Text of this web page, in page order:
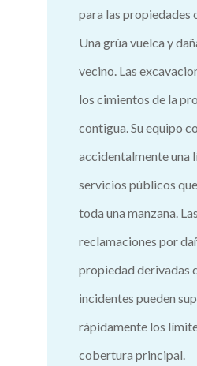
para las propiedades
Una grúa vuelca y
vecino. Las
los cimientos de la
contigua. Su equipo
accidentalmente una
servicios públicos
toda una manzana. Las
reclamaciones por
propiedad derivadas
incidentes pueden
rápidamente los
cobertura principal.